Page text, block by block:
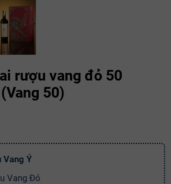
rượu vang đỏ 50
50)
Vang Ý
Vang Đỏ